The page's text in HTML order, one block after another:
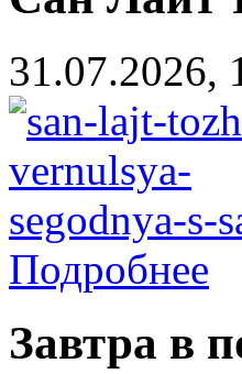
31.07.2026,
Подробнее
Завтра в